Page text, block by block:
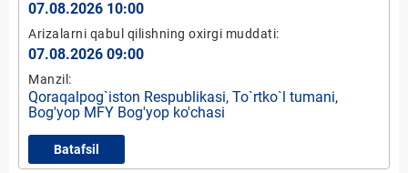
07.08.2026 10:00
Arizalarni qabul qilishning oxirgi muddati:
07.08.2026 09:00
Manzil:
Qoraqalpog`iston Respublikasi, To`rtko`l tumani,
Bog'yop MFY Bog'yop ko'chasi
Batafsil